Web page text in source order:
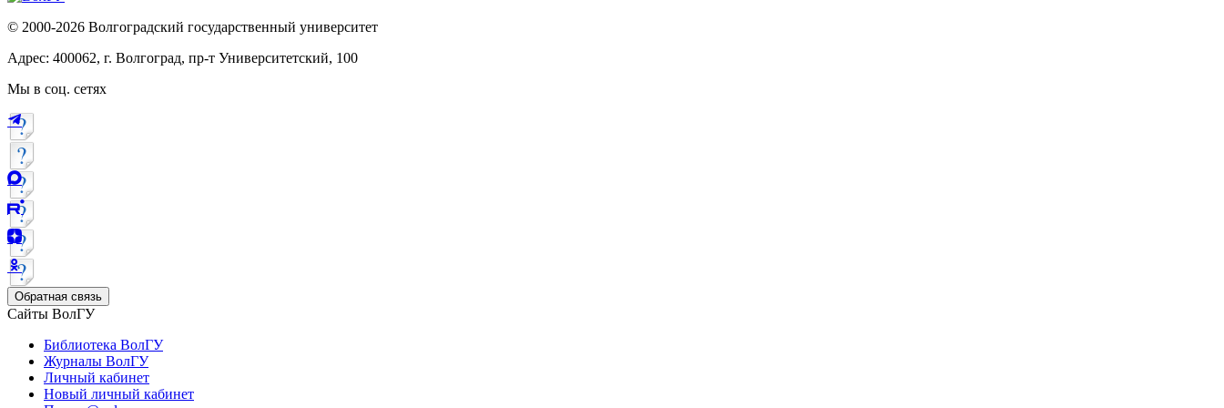
© 2000-2026 Волгоградский государственный университет
Адрес: 400062, г. Волгоград, пр-т Университетский, 100
Мы в соц. сетях
Обратная связь
Сайты ВолГУ
Библиотека ВолГУ
Журналы ВолГУ
Личный кабинет
Новый личный кабинет